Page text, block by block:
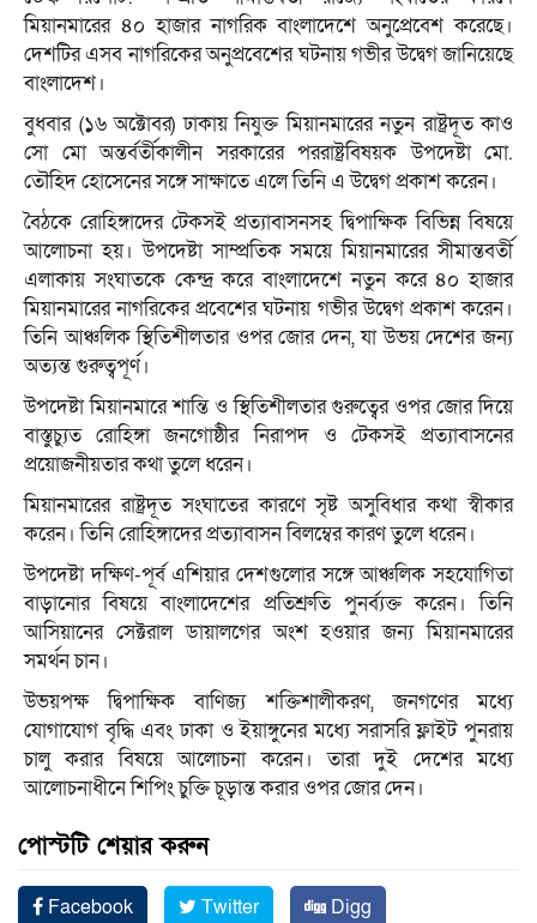
মিয়ানমারের ৪০ হাজার নাগরিক বাংলাদেশে অনুপ্রেবেশ করেছে।
দেশটির এসব নাগরিকের অনুপ্রবেশের ঘটনায় গভীর উদ্বেগ জানিয়েছে
বাংলাদেশ।
বুধবার (১৬ অক্টোবর) ঢাকায় নিযুক্ত মিয়ানমারের নতুন রাষ্ট্রদূত কাও
সো মো অন্তর্বর্তীকালীন সরকারের পররাষ্ট্রবিষয়ক উপদেষ্টা মো.
তৌহিদ হোসেনের সঙ্গে সাক্ষাতে এলে তিনি এ উদ্বেগ প্রকাশ করেন।
বৈঠকে রোহিঙ্গাদের টেকসই প্রত্যাবাসনসহ দ্বিপাক্ষিক বিভিন্ন বিষয়ে
আলোচনা হয়। উপদেষ্টা সাম্প্রতিক সময়ে মিয়ানমারের সীমান্তবর্তী
এলাকায় সংঘাতকে কেন্দ্র করে বাংলাদেশে নতুন করে ৪০ হাজার
মিয়ানমারের নাগরিকের প্রবেশের ঘটনায় গভীর উদ্বেগ প্রকাশ করেন।
তিনি আঞ্চলিক স্থিতিশীলতার ওপর জোর দেন, যা উভয় দেশের জন্য
অত্যন্ত গুরুত্বপূর্ণ।
উপদেষ্টা মিয়ানমারে শান্তি ও স্থিতিশীলতার গুরুত্বের ওপর জোর দিয়ে
বাস্তুচ্যুত রোহিঙ্গা জনগোষ্ঠীর নিরাপদ ও টেকসই প্রত্যাবাসনের
প্রয়োজনীয়তার কথা তুলে ধরেন।
মিয়ানমারের রাষ্ট্রদূত সংঘাতের কারণে সৃষ্ট অসুবিধার কথা স্বীকার
করেন। তিনি রোহিঙ্গাদের প্রত্যাবাসন বিলম্বের কারণ তুলে ধরেন।
উপদেষ্টা দক্ষিণ-পূর্ব এশিয়ার দেশগুলোর সঙ্গে আঞ্চলিক সহযোগিতা
বাড়ানোর বিষয়ে বাংলাদেশের প্রতিশ্রুতি পুনর্ব্যক্ত করেন। তিনি
আসিয়ানের সেক্টরাল ডায়ালগের অংশ হওয়ার জন্য মিয়ানমারের
সমর্থন চান।
উভয়পক্ষ দ্বিপাক্ষিক বাণিজ্য শক্তিশালীকরণ, জনগণের মধ্যে
যোগাযোগ বৃদ্ধি এবং ঢাকা ও ইয়াঙ্গুনের মধ্যে সরাসরি ফ্লাইট পুনরায়
চালু করার বিষয়ে আলোচনা করেন। তারা দুই দেশের মধ্যে
আলোচনাধীনে শিপিং চুক্তি চূড়ান্ত করার ওপর জোর দেন।
পোস্টটি শেয়ার করুন
Facebook Twitter
Digg